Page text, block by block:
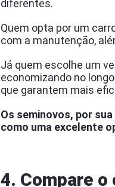
diferentes.
Quem opta por um
com a manutenção,
Já quem escolhe um
economizando no
que garantem mais
Os seminovos, por
como uma excelente
4. Compare